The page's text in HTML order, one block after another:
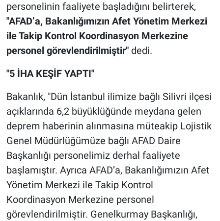
personelinin faaliyete başladığını belirterek,
"AFAD’a, Bakanlığımızın Afet Yönetim Merkezi
ile Takip Kontrol Koordinasyon Merkezine
personel görevlendirilmiştir" dedi.
"5 İHA KEŞİF YAPTI"
Bakanlık, "Dün İstanbul ilimize bağlı Silivri ilçesi
açıklarında 6,2 büyüklüğünde meydana gelen
deprem haberinin alınmasına müteakip Lojistik
Genel Müdürlüğümüze bağlı AFAD Daire
Başkanlığı personelimiz derhal faaliyete
başlamıştır. Ayrıca AFAD’a, Bakanlığımızın Afet
Yönetim Merkezi ile Takip Kontrol
Koordinasyon Merkezine personel
görevlendirilmiştir. Genelkurmay Başkanlığı,